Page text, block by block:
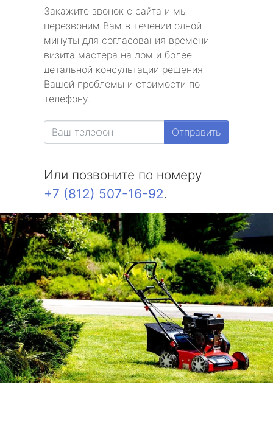
Закажите звонок с сайта и мы
перезвоним Вам в течении одной
минуты для согласования времени
визита мастера на дом и более
детальной консультации решения
Вашей проблемы и стоимости по
телефону.
Отправить
Или позвоните по номеру
+7 (812) 507-16-92.